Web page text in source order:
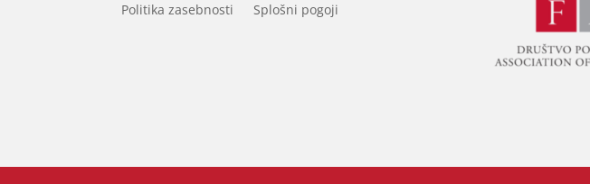
Politika zasebnosti Splošni pogoji